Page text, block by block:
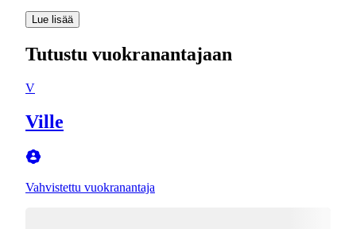
Lue lisää
Tutustu vuokranantajaan
V
Ville
Vahvistettu vuokranantaja